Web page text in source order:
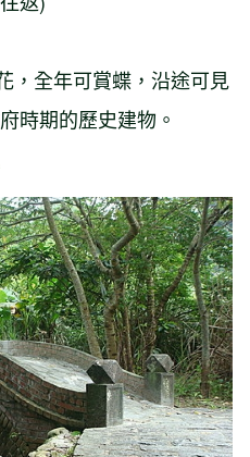
，全年可賞蝶，沿途可見
時期的歷史建物。